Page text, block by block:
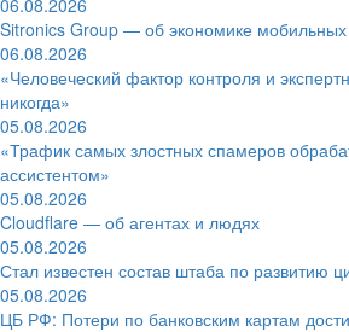
Sitronics Group — об экономике мобильных
06.08.2026
«Человеческий фактор контроля и
никогда»
05.08.2026
«Трафик самых злостных спамеров
ассистентом»
05.08.2026
Cloudflare — об агентах и людях
05.08.2026
Стал известен состав штаба по развитию
05.08.2026
ЦБ РФ: Потери по банковским картам